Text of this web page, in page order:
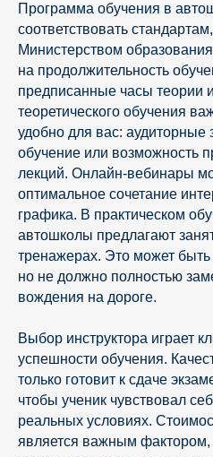
Программа обучения в
соответствовать
Министерством
на продолжительность
предписанные часы теории
теоретического обучения
удобно для вас: аудиторные
обучение или возможность
лекций. Онлайн-вебинары
оптимальное сочетание
графика. В практическом
автошколы предлагают
тренажерах. Это может
но не должно полностью
вождения на дороге.
Выбор инструктора играет
успешности обучения.
только готовит к сдаче
чтобы ученик чувствовал
реальных условиях.
является важным фактором,